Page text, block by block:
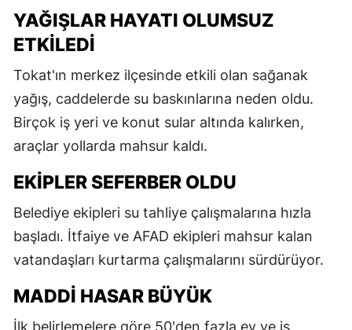
YAĞIŞLAR HAYATI OLUMSUZ
ETKILEDI
Tokat'ın merkez ilçesinde etkili olan sağanak
yağış, caddelerde su baskınlarına neden oldu.
Birçok iş yeri ve konut sular altında kalırken,
araçlar yollarda mahsur kaldı.
EKIPLER SEFERBER OLDU
Belediye ekipleri su tahliye çalışmalarına hızla
başladı. İtfaiye ve AFAD ekipleri mahsur kalan
vatandaşları kurtarma çalışmalarını sürdürüyor.
MADDI HASAR BÜYÜK
İlk belirlemelere göre 50'den fazla ev ve iş